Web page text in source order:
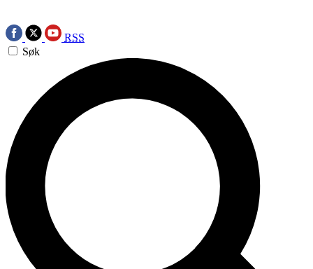
RSS
Søk